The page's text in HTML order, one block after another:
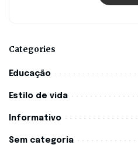
Categories
Educação
Estilo de vida
Informativo
Sem categoria